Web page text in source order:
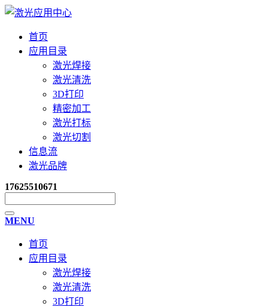
首页
应用目录
激光焊接
激光清洗
3D打印
精密加工
激光打标
激光切割
信息流
激光品牌
17625510671
MENU
首页
应用目录
激光焊接
激光清洗
3D打印